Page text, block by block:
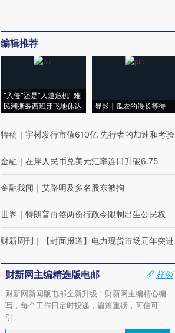
编辑推荐
“入侵”还是“人道危机” 难
民潮撕裂西班牙飞地休达
显影｜瓜农的漫长等待
特稿 ｜ 宇树发行市值610亿 先行者的加速和考验
金融 ｜ 在岸人民币兑美元汇率连日升破6.75
金融我闻 ｜ 艾路明及多名股东被拘
世界 ｜ 特朗普再签两份行政令限制出生公民权
财新周刊 ｜ 【封面报道】电力现货市场元年突进
财新网主编精选版电邮
样例
财新网新闻版电邮全新升级！财新网主编精心编
写，每个工作日定时投递，篇篇重磅，可信可
引。